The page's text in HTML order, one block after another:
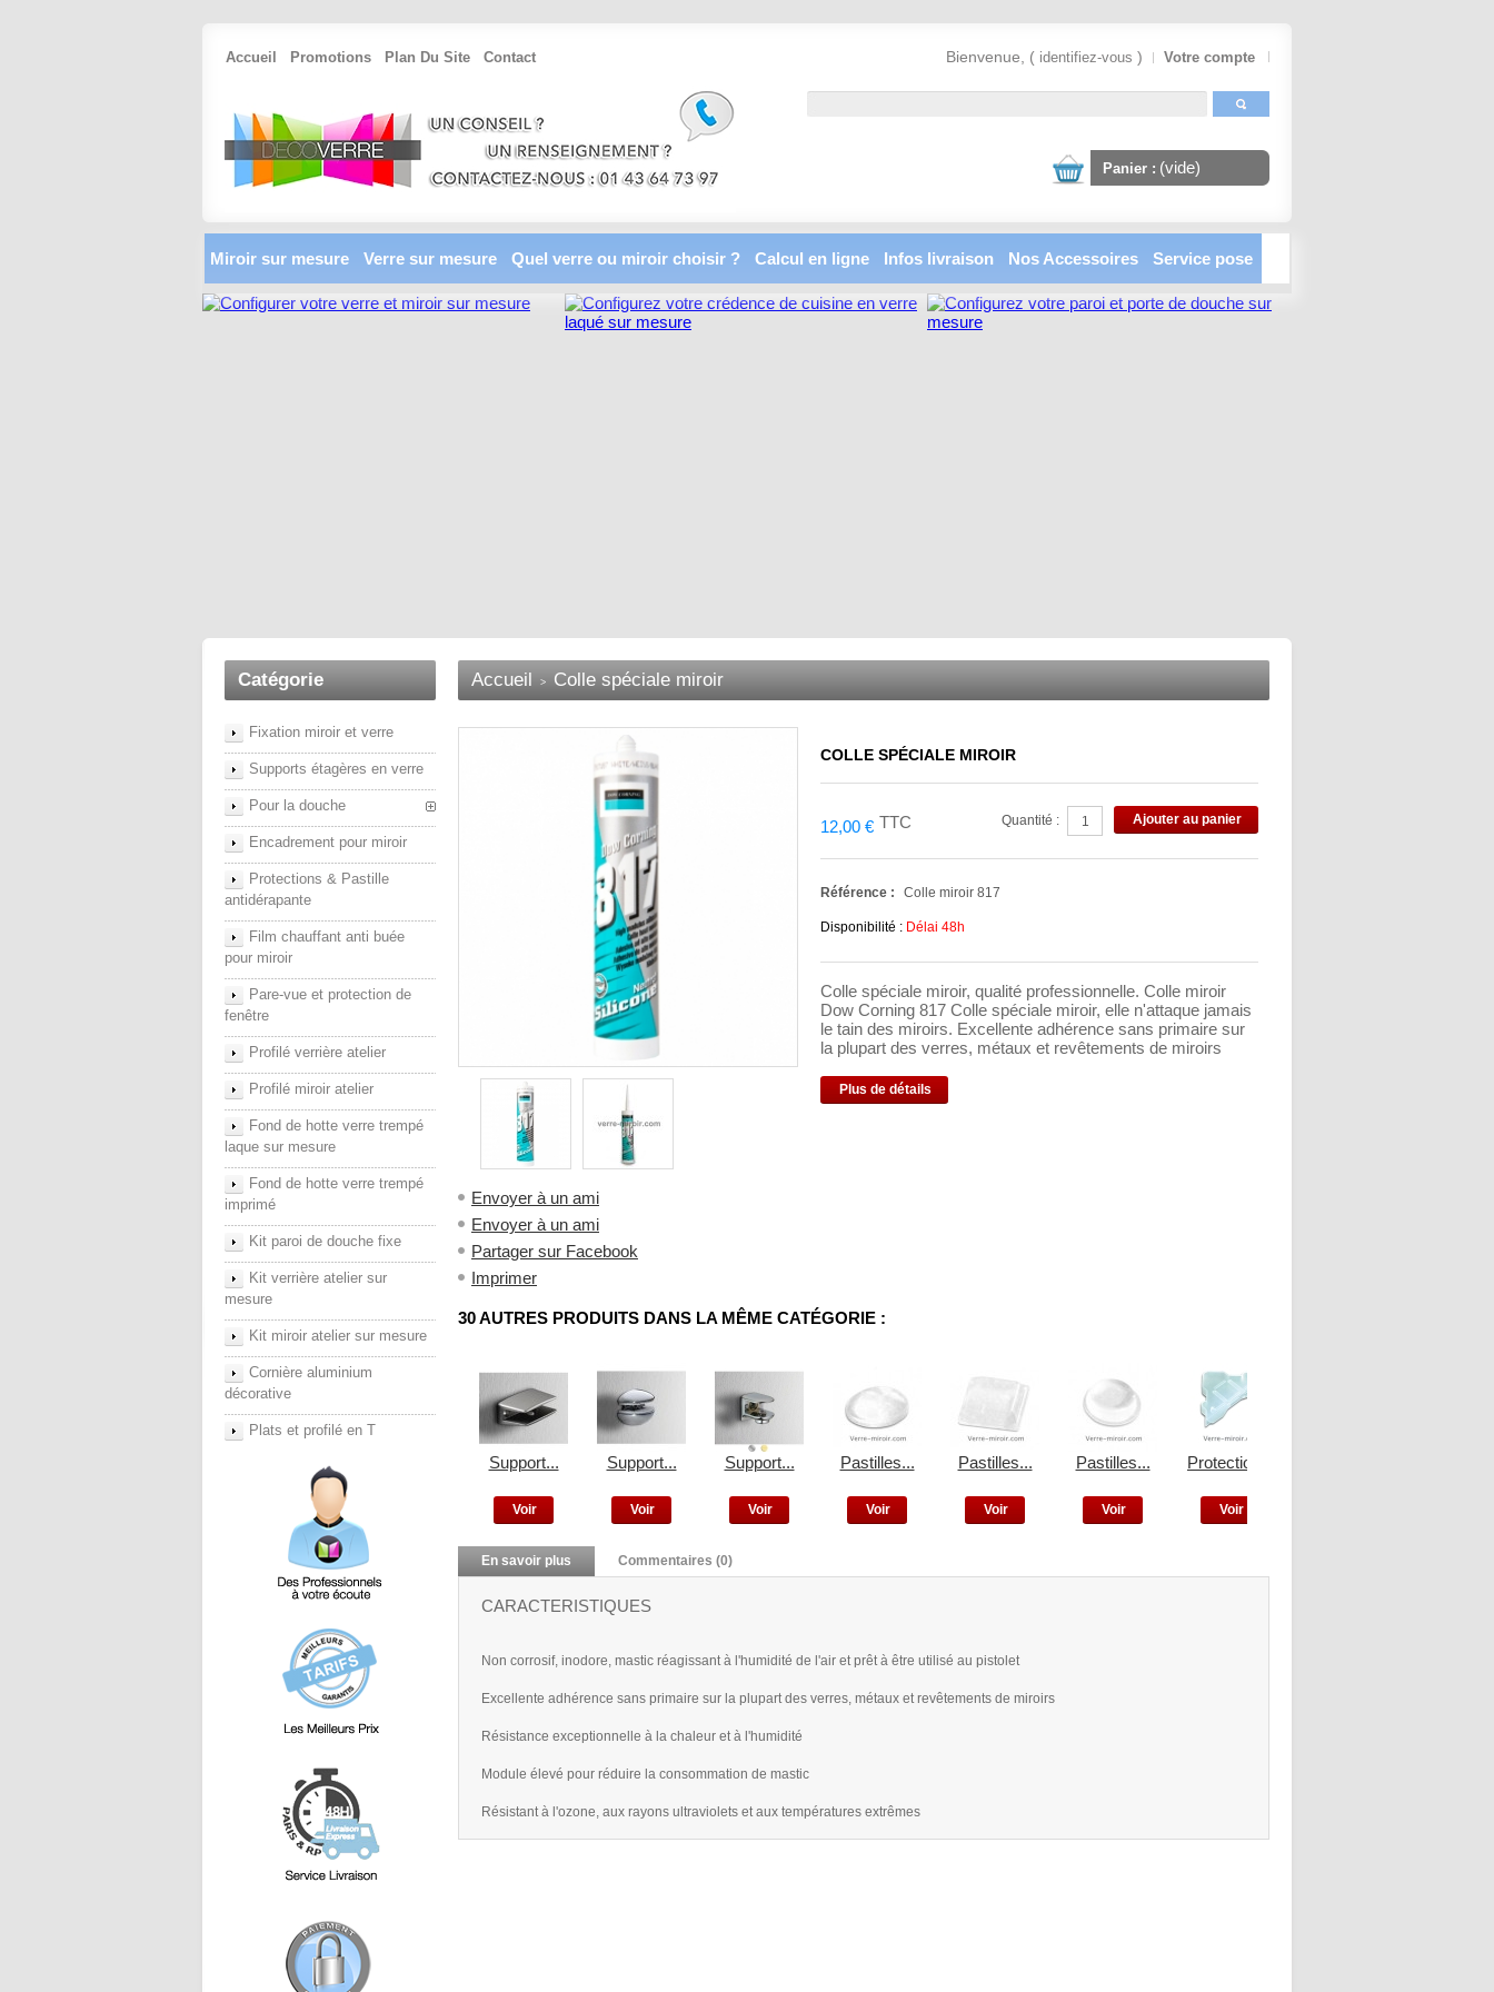
Miroir sur mesure Verre sur mesure Quel verre ou miroir choisir ? Calcul en ligne Infos livraison Nos Accessoires Service pose
Bienvenue, ( identifiez-vous ) Votre compte
Panier : (vide)
Accueil Promotions Plan Du Site Contact
Catégorie
Fixation miroir et verre
Supports étagères en verre
Pour la douche
Encadrement pour miroir
Protections & Pastille
antidérapante
Film chauffant anti buée
pour miroir
Pare-vue et protection de
fenêtre
Profilé verrière atelier
Profilé miroir atelier
Fond de hotte verre trempé
laque sur mesure
Fond de hotte verre trempé
imprimé
Kit paroi de douche fixe
Kit verrière atelier sur
mesure
Kit miroir atelier sur mesure
Cornière aluminium
décorative
Plats et profilé en T
Accueil > Colle spéciale miroir
Envoyer à un ami
Envoyer à un ami
Partager sur Facebook
Imprimer
COLLE SPÉCIALE MIROIR
12,00 € TTC Ajouter au panier
Quantité :
Référence : Colle miroir 817
Disponibilité : Délai 48h
Colle spéciale miroir, qualité professionnelle. Colle miroir
Dow Corning 817 Colle spéciale miroir, elle n'attaque jamais
le tain des miroirs. Excellente adhérence sans primaire sur
la plupart des verres, métaux et revêtements de miroirs
Plus de détails
30 AUTRES PRODUITS DANS LA MÊME CATÉGORIE :
Support...
Voir
Support...
Voir
Support...
Voir
Pastilles...
Voir
Pastilles...
Voir
Pastilles...
Voir
Protection...
Voir
En savoir plus Commentaires (0)
CARACTERISTIQUES
Non corrosif, inodore, mastic réagissant à l'humidité de l'air et prêt à être utilisé au pistolet
Excellente adhérence sans primaire sur la plupart des verres, métaux et revêtements de miroirs
Résistance exceptionnelle à la chaleur et à l'humidité
Module élevé pour réduire la consommation de mastic
Résistant à l'ozone, aux rayons ultraviolets et aux températures extrêmes